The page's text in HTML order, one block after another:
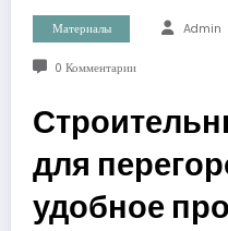
Материалы Admin
0 Комментарии
для
удобное